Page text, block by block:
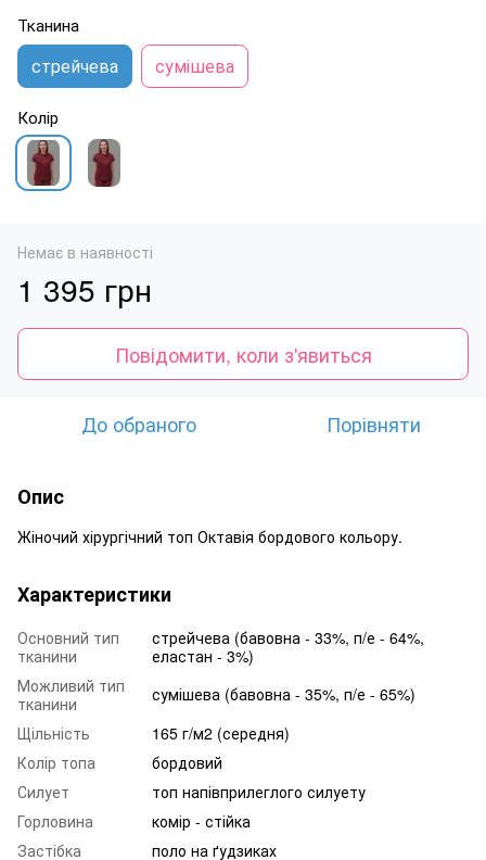
Тканина
стрейчева сумішева
Колір
Немає в наявності
1 395 грн
Повідомити, коли з'явиться
До обраного Порівняти
Опис
Жіночий хірургічний топ Октавія бордового кольору.
Характеристики
Основний тип
тканини
стрейчева (бавовна - 33%, п/е - 64%,
еластан - 3%)
Можливий тип
тканини
сумішева (бавовна - 35%, п/е - 65%)
Щільність
165 г/м2 (середня)
Колір топа
бордовий
Силует
топ напівприлеглого силуету
Горловина
комір - стійка
Застібка
поло на ґудзиках